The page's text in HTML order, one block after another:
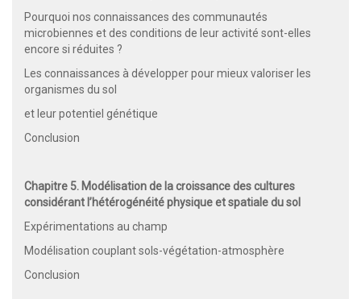
Pourquoi nos connaissances des communautés
microbiennes et des conditions de leur activité sont-elles
encore si réduites ?
Les connaissances à développer pour mieux valoriser les
organismes du sol
et leur potentiel génétique
Conclusion
Chapitre 5. Modélisation de la croissance des cultures
considérant l’hétérogénéité physique et spatiale du sol
Expérimentations au champ
Modélisation couplant sols-végétation-atmosphère
Conclusion